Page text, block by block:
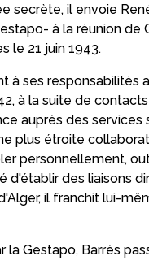
secrète, il envoie
à la réunion de
le 21 juin 1943.
à ses responsabilités
à la suite de
auprès des
plus étroite
personnellement,
d'établir des liaisons
il franchit lui-
la Gestapo, Barrès